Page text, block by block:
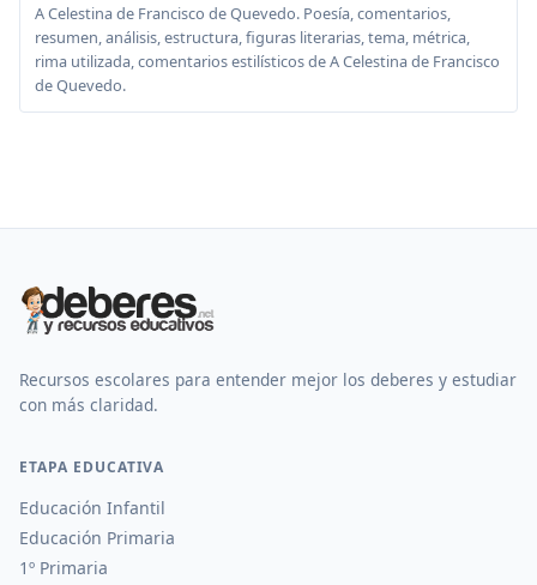
A Celestina de Francisco de Quevedo. Poesía, comentarios,
resumen, análisis, estructura, figuras literarias, tema, métrica,
rima utilizada, comentarios estilísticos de A Celestina de Francisco
de Quevedo.
Recursos escolares para entender mejor los deberes y estudiar
con más claridad.
ETAPA EDUCATIVA
Educación Infantil
Educación Primaria
1º Primaria